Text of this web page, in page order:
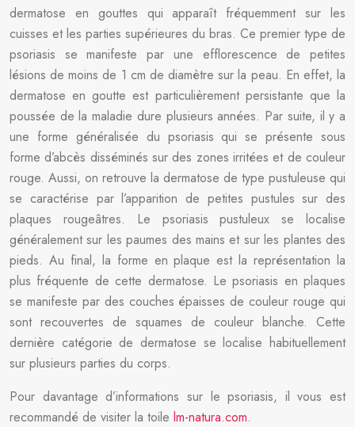
dermatose en gouttes qui apparaît fréquemment sur les
cuisses et les parties supérieures du bras. Ce premier type de
psoriasis se manifeste par une efflorescence de petites
lésions de moins de 1 cm de diamètre sur la peau. En effet, la
dermatose en goutte est particulièrement persistante que la
poussée de la maladie dure plusieurs années. Par suite, il y a
une forme généralisée du psoriasis qui se présente sous
forme d’abcès disséminés sur des zones irritées et de couleur
rouge. Aussi, on retrouve la dermatose de type pustuleuse qui
se caractérise par l’apparition de petites pustules sur des
plaques rougeâtres. Le psoriasis pustuleux se localise
généralement sur les paumes des mains et sur les plantes des
pieds. Au final, la forme en plaque est la représentation la
plus fréquente de cette dermatose. Le psoriasis en plaques
se manifeste par des couches épaisses de couleur rouge qui
sont recouvertes de squames de couleur blanche. Cette
dernière catégorie de dermatose se localise habituellement
sur plusieurs parties du corps.
Pour davantage d’informations sur le psoriasis, il vous est
recommandé de visiter la toile lm-natura.com.